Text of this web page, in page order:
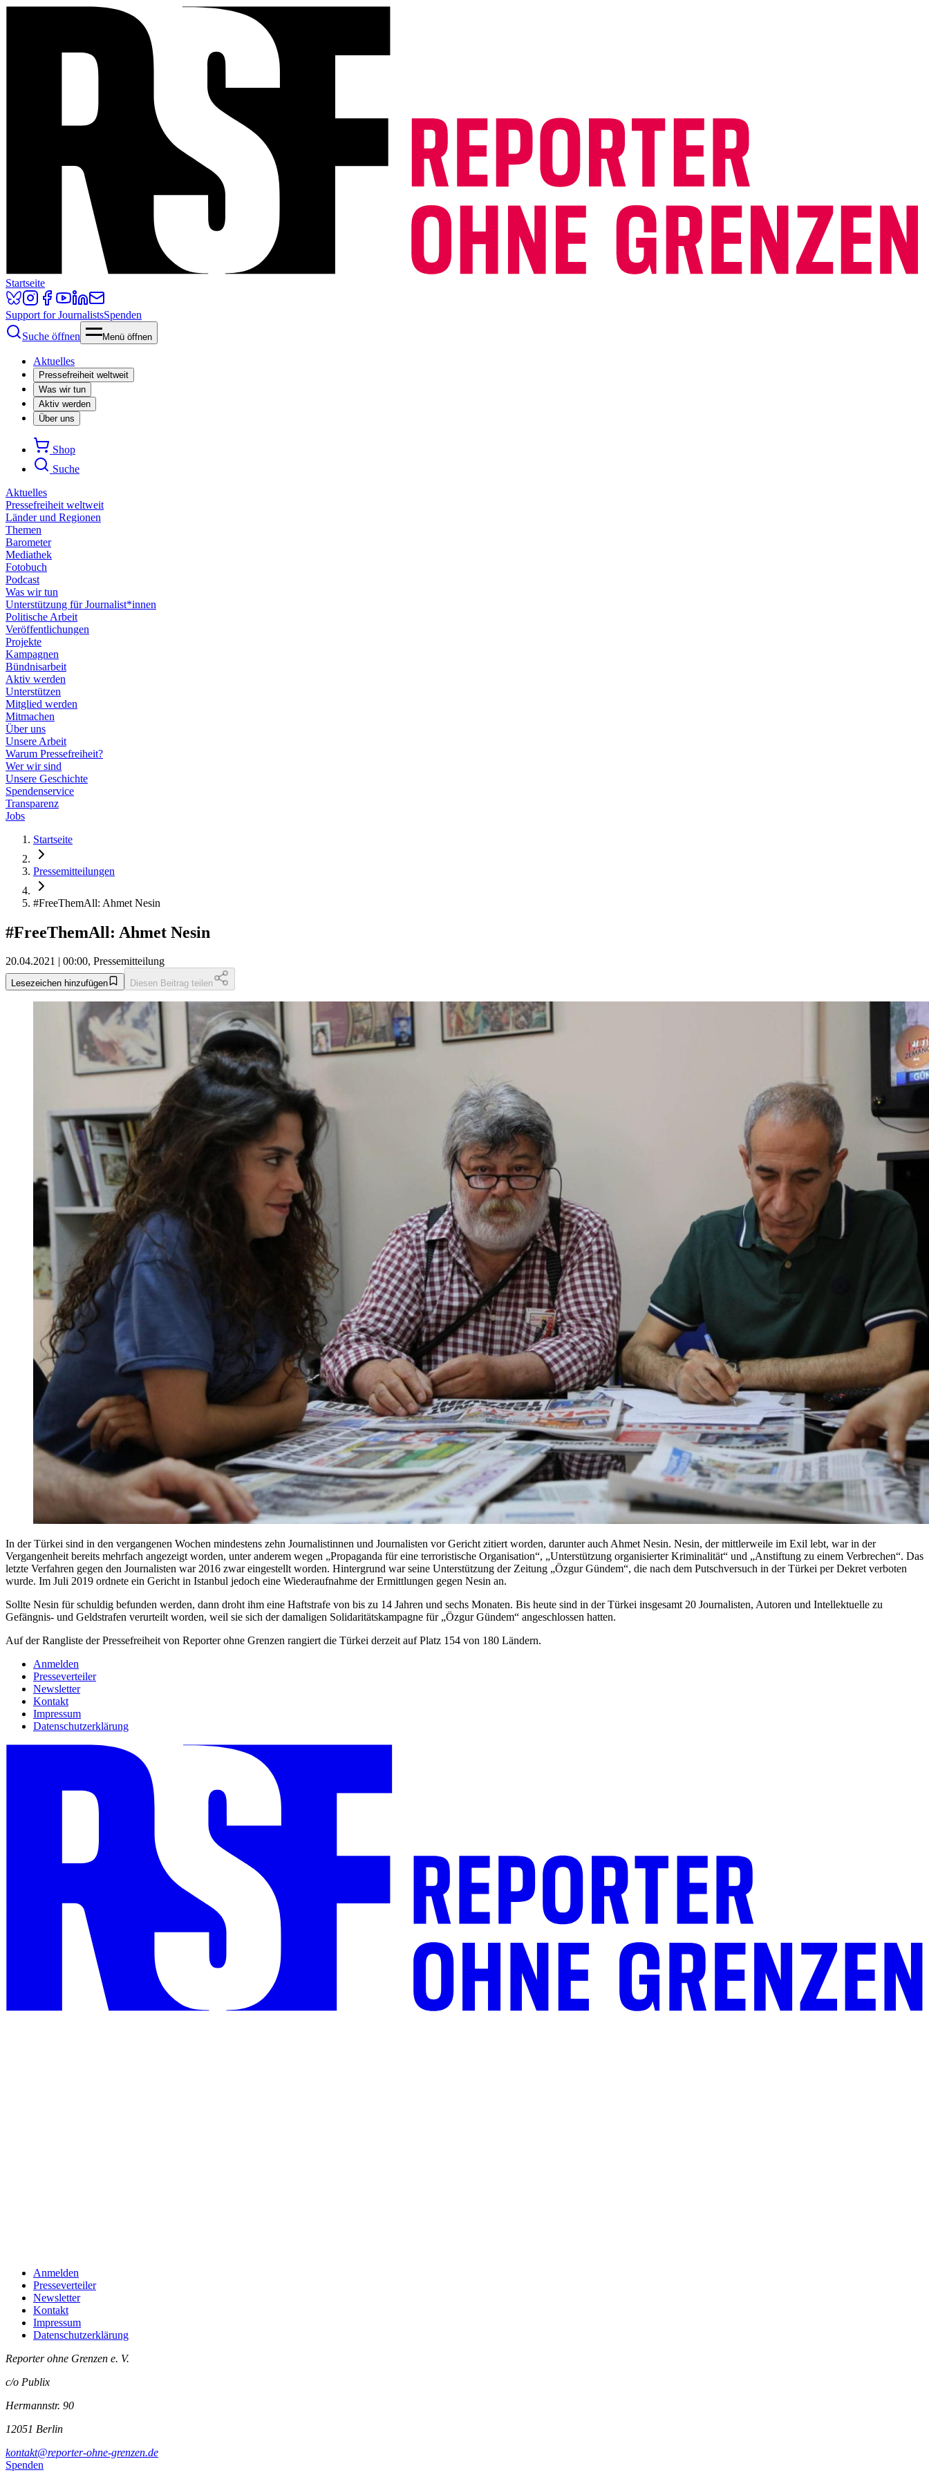
Startseite
Support for JournalistsSpenden
Suche öffnen
Menü öffnen
Aktuelles
Pressefreiheit weltweit
Was wir tun
Aktiv werden
Über uns
Shop
Suche
Aktuelles
Pressefreiheit weltweit
Länder und Regionen
Themen
Barometer
Mediathek
Fotobuch
Podcast
Was wir tun
Unterstützung für Journalist*innen
Politische Arbeit
Veröffentlichungen
Projekte
Kampagnen
Bündnisarbeit
Aktiv werden
Unterstützen
Mitglied werden
Mitmachen
Über uns
Unsere Arbeit
Warum Pressefreiheit?
Wer wir sind
Unsere Geschichte
Spendenservice
Transparenz
Jobs
Startseite
Pressemitteilungen
#FreeThemAll: Ahmet Nesin
#FreeThemAll: Ahmet Nesin
20.04.2021 | 00:00, Pressemitteilung
Lesezeichen hinzufügen Diesen Beitrag teilen
In der Türkei sind in den vergangenen Wochen mindestens zehn Journalistinnen und Journalisten vor Gericht zitiert worden, darunter auch Ahmet Nesin. Nesin, der mittlerweile im Exil lebt, war in der
Vergangenheit bereits mehrfach angezeigt worden, unter anderem wegen „Propaganda für eine terroristische Organisation“, „Unterstützung organisierter Kriminalität“ und „Anstiftung zu einem Verbrechen“. Das
letzte Verfahren gegen den Journalisten war 2016 zwar eingestellt worden. Hintergrund war seine Unterstützung der Zeitung „Özgur Gündem“, die nach dem Putschversuch in der Türkei per Dekret verboten
wurde. Im Juli 2019 ordnete ein Gericht in Istanbul jedoch eine Wiederaufnahme der Ermittlungen gegen Nesin an.
Sollte Nesin für schuldig befunden werden, dann droht ihm eine Haftstrafe von bis zu 14 Jahren und sechs Monaten. Bis heute sind in der Türkei insgesamt 20 Journalisten, Autoren und Intellektuelle zu
Gefängnis- und Geldstrafen verurteilt worden, weil sie sich der damaligen Solidaritätskampagne für „Özgur Gündem“ angeschlossen hatten.
Auf der Rangliste der Pressefreiheit von Reporter ohne Grenzen rangiert die Türkei derzeit auf Platz 154 von 180 Ländern.
Anmelden
Presseverteiler
Newsletter
Kontakt
Impressum
Datenschutzerklärung
Anmelden
Presseverteiler
Newsletter
Kontakt
Impressum
Datenschutzerklärung
Reporter ohne Grenzen e. V.
c/o Publix
Hermannstr. 90
12051 Berlin
kontakt@reporter-ohne-grenzen.de
Spenden